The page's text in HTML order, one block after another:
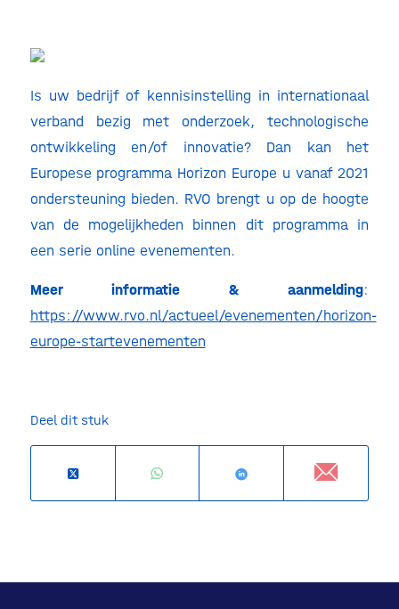
Is uw bedrijf of kennisinstelling in internationaal
verband bezig met onderzoek, technologische
ontwikkeling en/of innovatie? Dan kan het
Europese programma Horizon Europe u vanaf 2021
ondersteuning bieden. RVO brengt u op de hoogte
van de mogelijkheden binnen dit programma in
een serie online evenementen.
Meer informatie & aanmelding:
https://www.rvo.nl/actueel/evenementen/horizon-
europe-startevenementen
Deel dit stuk